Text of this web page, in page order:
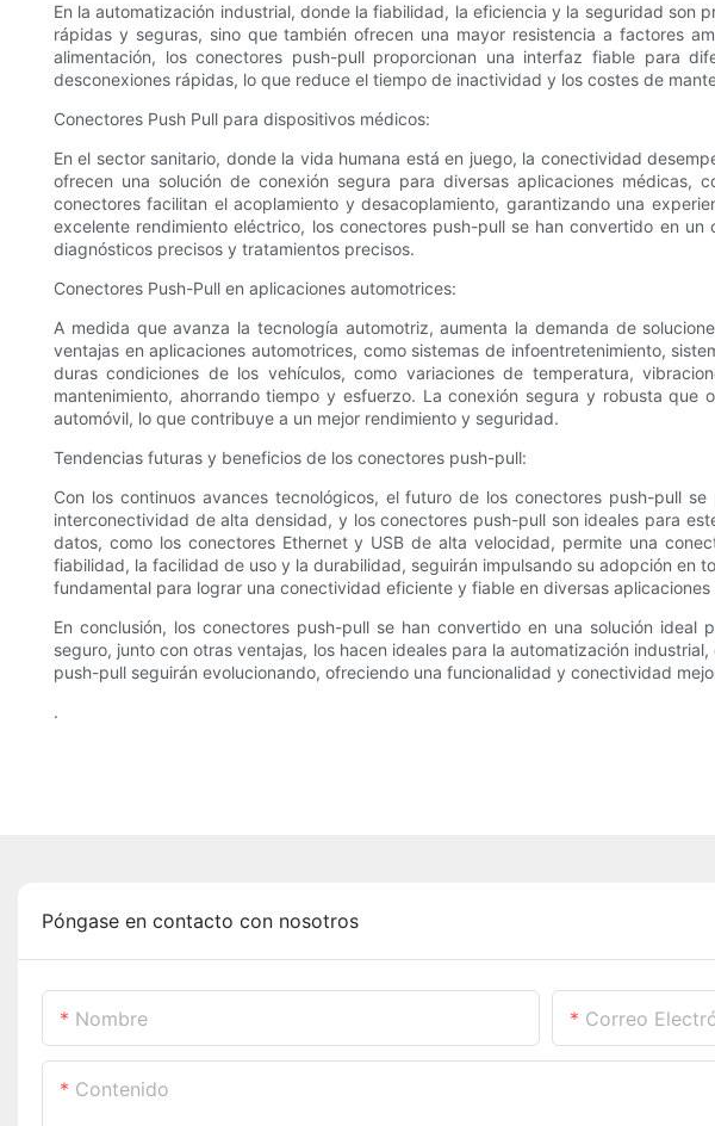
En la automatización industrial, donde la fiabilidad, la eficiencia y la seguridad son
rápidas y seguras, sino que también ofrecen una mayor resistencia a factores
alimentación, los conectores push-pull proporcionan una interfaz fiable para
desconexiones rápidas, lo que reduce el tiempo de inactividad y los costes de
Conectores Push Pull para dispositivos médicos:
En el sector sanitario, donde la vida humana está en juego, la conectividad
ofrecen una solución de conexión segura para diversas aplicaciones médicas,
conectores facilitan el acoplamiento y desacoplamiento, garantizando una
excelente rendimiento eléctrico, los conectores push-pull se han convertido en
diagnósticos precisos y tratamientos precisos.
Conectores Push-Pull en aplicaciones automotrices:
A medida que avanza la tecnología automotriz, aumenta la demanda de
ventajas en aplicaciones automotrices, como sistemas de infoentretenimiento,
duras condiciones de los vehículos, como variaciones de temperatura,
mantenimiento, ahorrando tiempo y esfuerzo. La conexión segura y robusta
automóvil, lo que contribuye a un mejor rendimiento y seguridad.
Tendencias futuras y beneficios de los conectores push-pull:
Con los continuos avances tecnológicos, el futuro de los conectores push-pull
interconectividad de alta densidad, y los conectores push-pull son ideales para
datos, como los conectores Ethernet y USB de alta velocidad, permite una
fiabilidad, la facilidad de uso y la durabilidad, seguirán impulsando su adopción en
fundamental para lograr una conectividad eficiente y fiable en diversas aplicaciones
En conclusión, los conectores push-pull se han convertido en una solución
seguro, junto con otras ventajas, los hacen ideales para la automatización
push-pull seguirán evolucionando, ofreciendo una funcionalidad y conectividad
.
Póngase en contacto con nosotros
Nombre Correo
Contenido